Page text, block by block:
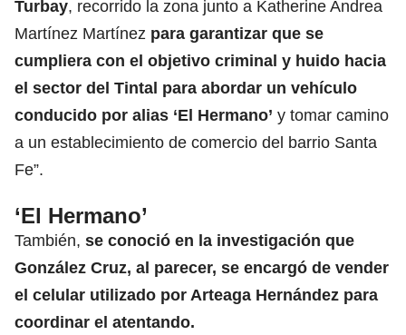
Turbay, recorrido la zona junto a Katherine Andrea
Martínez Martínez para garantizar que se
cumpliera con el objetivo criminal y huido hacia
el sector del Tintal para abordar un vehículo
conducido por alias ‘El Hermano’ y tomar camino
a un establecimiento de comercio del barrio Santa
Fe”.
‘El Hermano’
También, se conoció en la investigación que
González Cruz, al parecer, se encargó de vender
el celular utilizado por Arteaga Hernández para
coordinar el atentando.